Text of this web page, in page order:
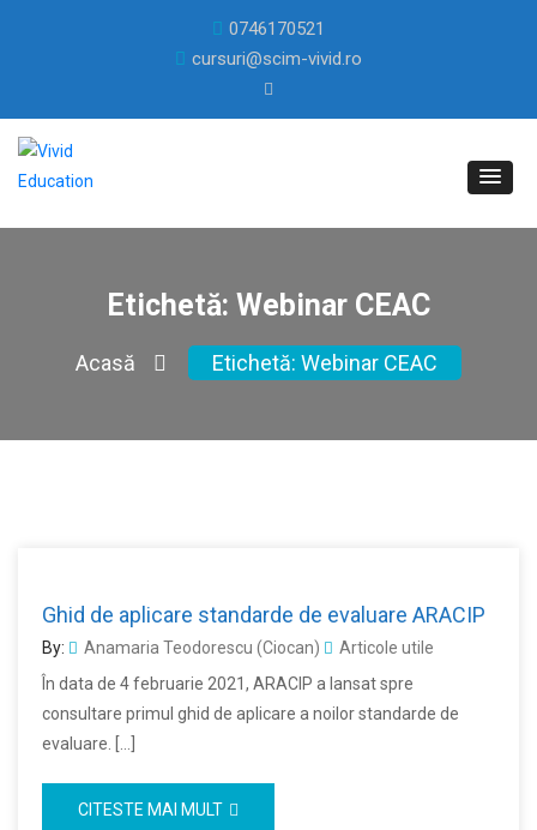
0746170521
cursuri@scim-vivid.ro
Etichetă: Webinar CEAC
Acasă Etichetă: Webinar CEAC
Ghid de aplicare standarde de evaluare ARACIP
By: Anamaria Teodorescu (Ciocan)
Articole utile
În data de 4 februarie 2021, ARACIP a lansat spre
consultare primul ghid de aplicare a noilor standarde de
evaluare. […]
CITESTE MAI MULT